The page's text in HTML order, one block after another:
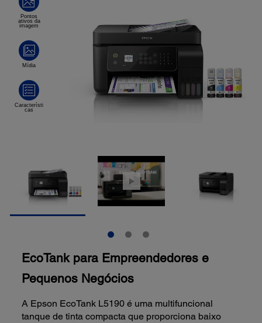
EcoTank para Empreendedores e
Pequenos Negócios
A Epson EcoTank L5190 é uma multifuncional
tanque de tinta compacta que proporciona baixo